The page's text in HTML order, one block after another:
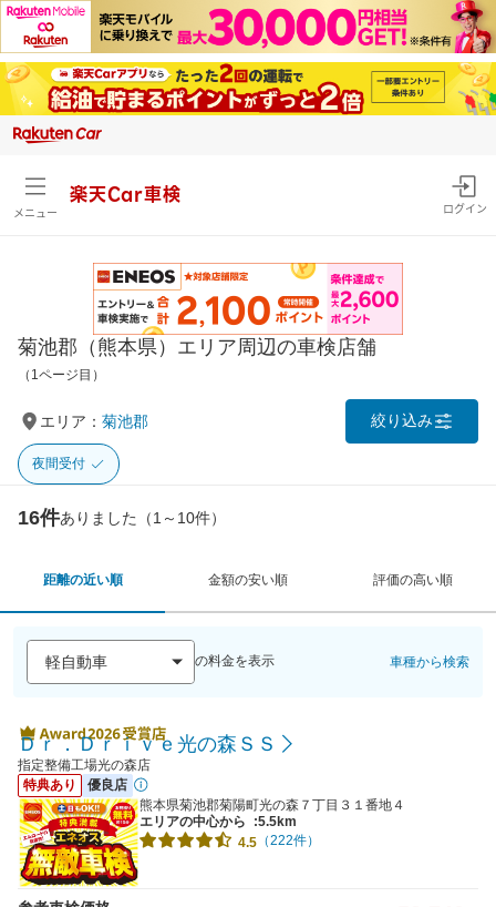
メニュー
楽天Car車検
ログイン
菊池郡（熊本県）エリア周辺の車検店舗
（1ページ目）
エリア： 菊池郡 絞り込み
夜間受付
16件ありました（1～10件）
距離の近い順 金額の安い順 評価の高い順
の料金を表示 車種から検索
Ｄｒ．Ｄｒｉｖｅ光の森ＳＳ
指定整備工場光の森店
特典あり
優良店
熊本県菊池郡菊陽町光の森７丁目３１番地４
エリアの中心から
:5.5km
4.5 （222件）